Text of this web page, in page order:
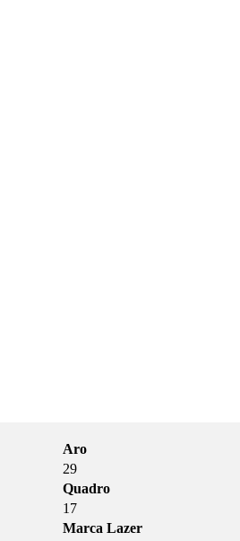
Aro
29
Quadro
17
Marca Lazer